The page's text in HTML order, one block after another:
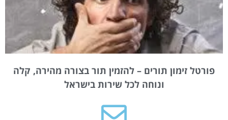
פורטל זימון תורים – להזמין תור בצורה מהירה, קלה
ונוחה לכל שירות בישראל